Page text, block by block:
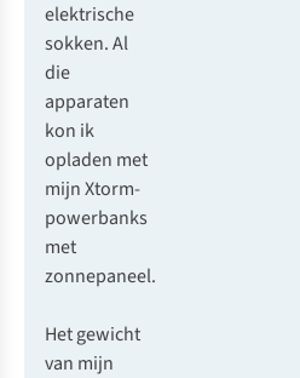
elektrische
sokken. Al
die
apparaten
kon ik
opladen met
mijnXtorm-
powerbanks
met
zonnepaneel.
Het gewicht
van mijn